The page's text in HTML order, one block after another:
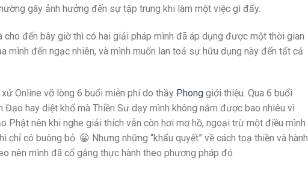
gây ảnh hưởng đến sự tập trung khi làm một việc gì đấy.
cho đến bây giờ thì có hai giải pháp mình đã áp dụng được một thời gian
mình đến ngạc nhiên, và mình muốn lan toả sự hữu dụng này đến tất cả
Online vỡ lòng 6 buổi miễn phí do thầy Phong giới thiệu. Qua 6 buổi
Đạo hay diệt khổ mà Thiền Sư dạy mình không nắm được bao nhiêu vì
Phật nên khi nghe giải thích vẫn còn hơi mơ hồ, ngoại trừ một điều mình
chỉ có buông bỏ. 😀 Nhưng những “khẩu quyết” về cách toạ thiền và hành
nên mình đã cố gắng thực hành theo phương pháp đó.